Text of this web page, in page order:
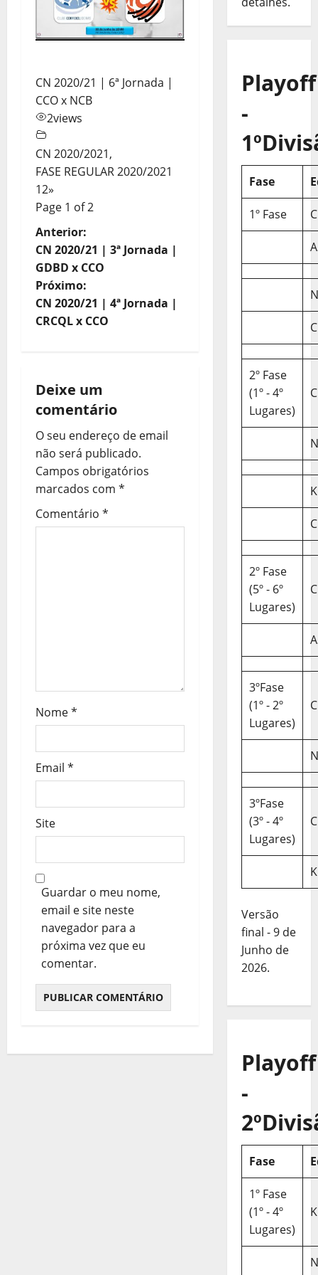
CN 2020/21 | 6ª Jornada |
CCO x NCB
2views
CN 2020/2021,
FASE REGULAR 2020/2021
12»
Page 1 of 2
N
a
v
e
a
ç
ã
o
d
e
g
o
s
Anterior:
CN 2020/21 | 3ª Jornada |
GDBD x CCO
Próximo:
CN 2020/21 | 4ª Jornada |
CRCQL x CCO
Deixe um
comentário
O seu endereço de email
não será publicado.
Campos obrigatórios
marcados com *
Comentário *
Nome*
Email *
Site
Guardar o meu nome,
email e site neste
navegador para a
próxima vez que eu
comentar.
Playoff
-
Fase
1º Fase
2º Fase
(1º - 4º
Lugares)
2º Fase
(5º - 6º
Lugares)
3ºFase
(1º - 2º
Lugares)
3ºFase
(3º - 4º
Lugares)
Versão
final - 9 de
Junho de
2026.
Playoff
-
Fase
1º Fase
(1º - 4º
Lugares)